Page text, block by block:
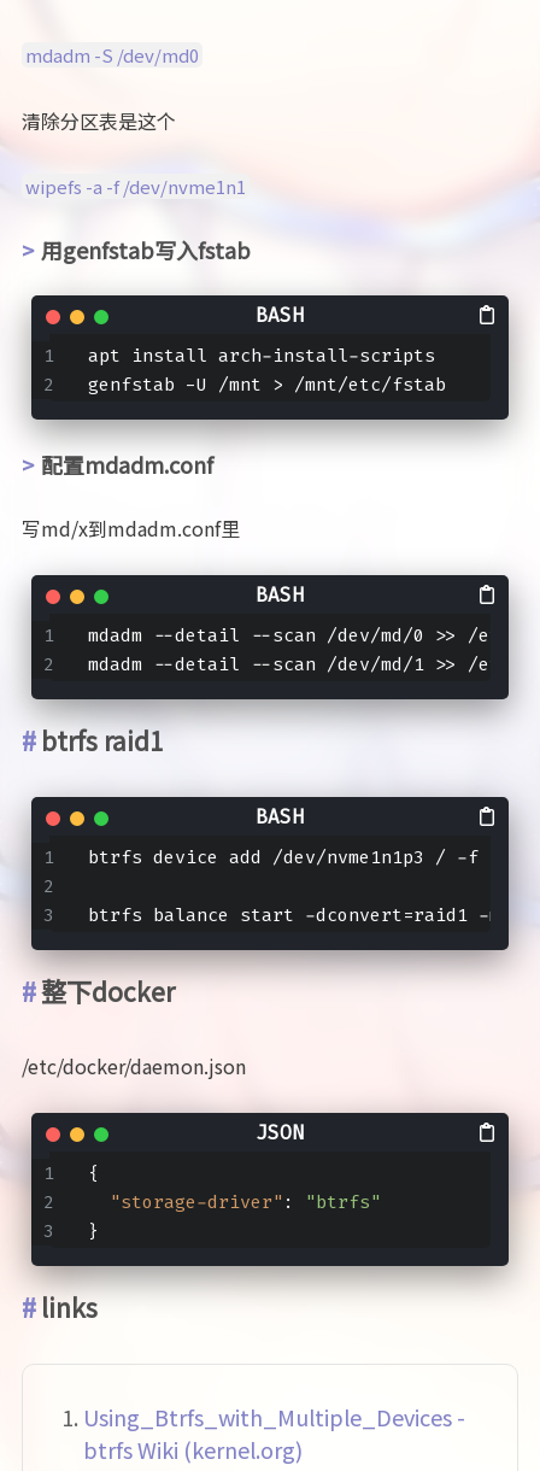
mdadm -S /dev/md0
清除分区表是这个
wipefs -a -f /dev/nvme1n1
用genfstab写入fstab
apt install arch-install-scripts
genfstab -U /mnt > /mnt/etc/fstab
配置mdadm.conf
写md/x到mdadm.conf里
mdadm --detail --scan /dev/md/0 >> /etc/
mdadm --detail --scan /dev/md/1 >> /etc/
btrfs raid1
btrfs device add /dev/nvme1n1p3 / -f
btrfs balance start -dconvert=raid1 -
整下docker
/etc/docker/daemon.json
{
"storage-driver" :
"btrfs"
}
links
Using_Btrfs_with_Multiple_Devices -
btrfs Wiki (kernel.org)